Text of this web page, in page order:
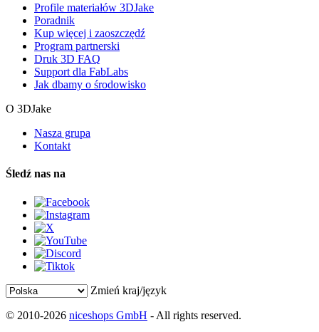
Profile materiałów 3DJake
Poradnik
Kup więcej i zaoszczędź
Program partnerski
Druk 3D FAQ
Support dla FabLabs
Jak dbamy o środowisko
O 3DJake
Nasza grupa
Kontakt
Śledź nas na
Zmień kraj/język
© 2010-2026 niceshops GmbH - All rights reserved.